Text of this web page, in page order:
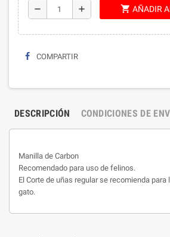
remove add shopping_cart AÑADIR
COMPARTIR
DESCRIPCIÓN CONDICIONES DE
Manilla de Carbon
Recomendado para uso de felinos.
El Corte de uñas regular se recomienda para
gato.